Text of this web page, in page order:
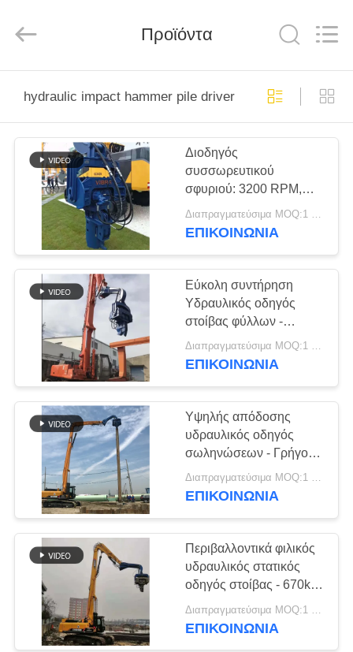
ΠΡΟΪΌΝΤΑ
ΠΑΡΟΥΣΙΆΣΤΕ
ΠΕΡΊΠΟΥ
ΕΜΕΊΣ
ΓΎΡΟΣ
ΕΡΓΟΣΤΑΣΊΩΝ
ΠΟΙΟΤΙΚΌΣ
ΈΛΕΓΧΟΣ
ΜΑΣ
ΕΛΆΤΕ
ΣΕ
ΕΠΑΦΉ
ΕΙΔΉΣΕΙΣ
Machinery
Προϊόντα
hydraulic impact hammer pile driver
Διοδηγός
συσσωρευτικού
σφυριού: 3200 RPM,
2300 kg & εύκολη
συντήρηση
Διαπραγματεύσιμα MOQ:1 ομάδα
ΕΠΙΚΟΙΝΩΝΙΑ
Εύκολη συντήρηση
Υδραυλικός οδηγός
στοίβας φύλλων -
2700kg Σφυρί &
λειτουργία χαμηλού
Διαπραγματεύσιμα MOQ:1 ομάδα
ΕΠΙΚΟΙΝΩΝΙΑ
Υψηλής απόδοσης
υδραυλικός οδηγός
σωληνώσεων - Γρήγορη
ταχύτητα λειτουργίας και
μεταβλητό υδραυλικό
Διαπραγματεύσιμα MOQ:1 ομάδα
ΕΠΙΚΟΙΝΩΝΙΑ
Περιβαλλοντικά φιλικός
υδραυλικός στατικός
οδηγός στοίβας - 670kg
βάρος του χεριού &
συμβατότητα
ΕΠΙΚΟΙΝΩΝΙΑ